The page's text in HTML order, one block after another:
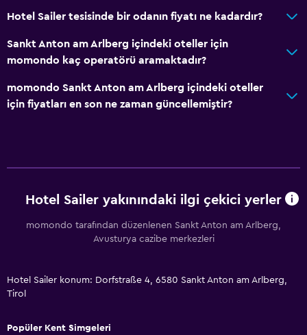
Park ve ulaşım
Sokakta park yeri
Medya ve eğlence
Kablo veya Uydu TV
Yapılacaklar
Hotel Sailer tesisinde bir odanın fiyatı ne kadardır?
Sankt Anton am Arlberg içindeki oteller için
momondo kaç operatörü aramaktadır?
momondo Sankt Anton am Arlberg içindeki oteller
için fiyatları en son ne zaman güncellemiştir?
Hotel Sailer yakınındaki ilgi çekici yerler
momondo tarafından düzenlenen Sankt Anton am Arlberg,
Avusturya cazibe merkezleri
Hotel Sailer konum: Dorfstraße 4, 6580 Sankt Anton am Arlberg,
Tirol
Popüler Kent Simgeleri